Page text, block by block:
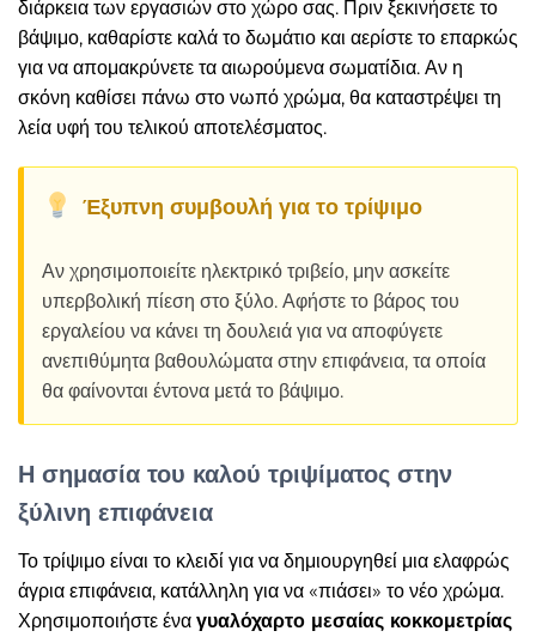
διάρκεια των εργασιών στο χώρο σας. Πριν ξεκινήσετε το
βάψιμο, καθαρίστε καλά το δωμάτιο και αερίστε το επαρκώς
για να απομακρύνετε τα αιωρούμενα σωματίδια. Αν η
σκόνη καθίσει πάνω στο νωπό χρώμα, θα καταστρέψει τη
λεία υφή του τελικού αποτελέσματος.
Έξυπνη συμβουλή για το τρίψιμο
Αν χρησιμοποιείτε ηλεκτρικό τριβείο, μην ασκείτε
υπερβολική πίεση στο ξύλο. Αφήστε το βάρος του
εργαλείου να κάνει τη δουλειά για να αποφύγετε
ανεπιθύμητα βαθουλώματα στην επιφάνεια, τα οποία
θα φαίνονται έντονα μετά το βάψιμο.
Η σημασία του καλού τριψίματος στην
ξύλινη επιφάνεια
Το τρίψιμο είναι το κλειδί για να δημιουργηθεί μια ελαφρώς
άγρια επιφάνεια, κατάλληλη για να «πιάσει» το νέο χρώμα.
Χρησιμοποιήστε ένα γυαλόχαρτο μεσαίας κοκκομετρίας